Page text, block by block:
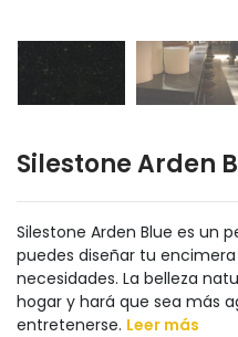
Silestone Arden
Silestone Arden Blue es un
puedes diseñar tu
necesidades. La belleza
hogar y hará que sea más
entretenerse. Leer más